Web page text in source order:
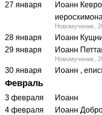
27 января
Иоанн
Новомученик,
28 января Иоанн
29 января
Иоанн
Новомученик,
30 января Иоанн ,
Февраль
3 февраля
Иоанн
4 февраля
Иоанн